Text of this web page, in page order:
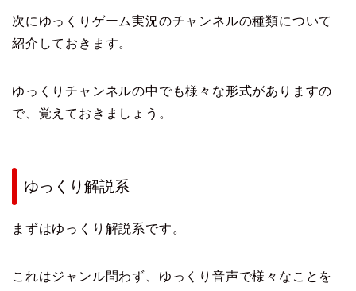
次にゆっくりゲーム実況のチャンネルの種類について
紹介しておきます。
ゆっくりチャンネルの中でも様々な形式がありますの
で、覚えておきましょう。
ゆっくり解説系
まずはゆっくり解説系です。
これはジャンル問わず、ゆっくり音声で様々なことを